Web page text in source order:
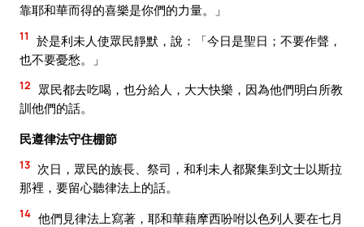
靠耶和華而得的喜樂是你們的力量。」
11
於是利未人使眾民靜默，說：「今日是聖日；不要作聲，
也不要憂愁。」
12
眾民都去吃喝，也分給人，大大快樂，因為他們明白所教
訓他們的話。
民遵律法守住棚節
13 次日，眾民的族長、祭司，和利未人都聚集到文士以斯拉
那裡，要留心聽律法上的話。
14 他們見律法上寫著，耶和華藉摩西吩咐以色列人要在七月